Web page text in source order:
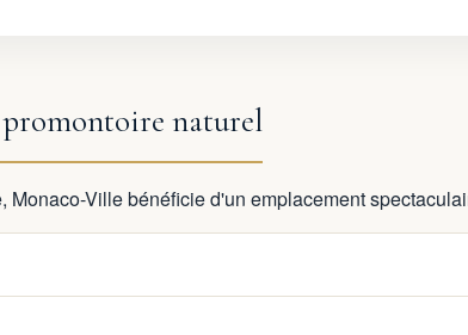
naturel
Ville bénéficie d'un emplacement